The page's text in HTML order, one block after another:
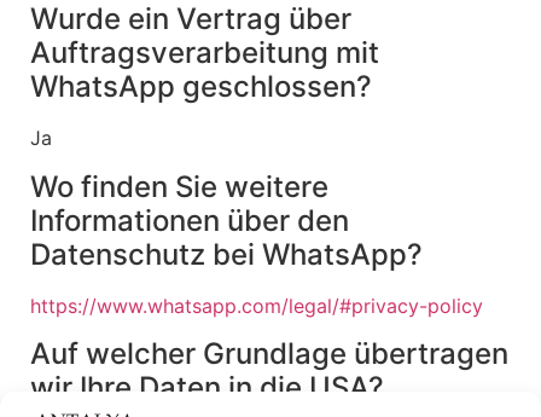
Wurde ein Vertrag über
Auftragsverarbeitung mit
WhatsApp geschlossen?
Ja
Wo finden Sie weitere
Informationen über den
Datenschutz bei WhatsApp?
https://www.whatsapp.com/legal/#privacy-policy
Auf welcher Grundlage übertragen
wir Ihre Daten in die USA?